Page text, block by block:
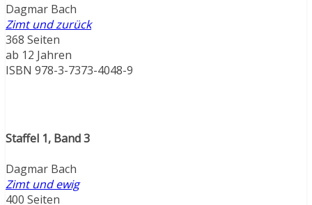
Dagmar Bach
Zimt und zurück
368 Seiten
ab 12 Jahren
ISBN 978-3-7373-4048-9
Staffel 1, Band 3
Dagmar Bach
Zimt und ewig
400 Seiten